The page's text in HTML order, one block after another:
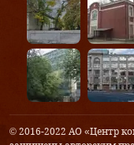
© 2016-2022 АО «Центр